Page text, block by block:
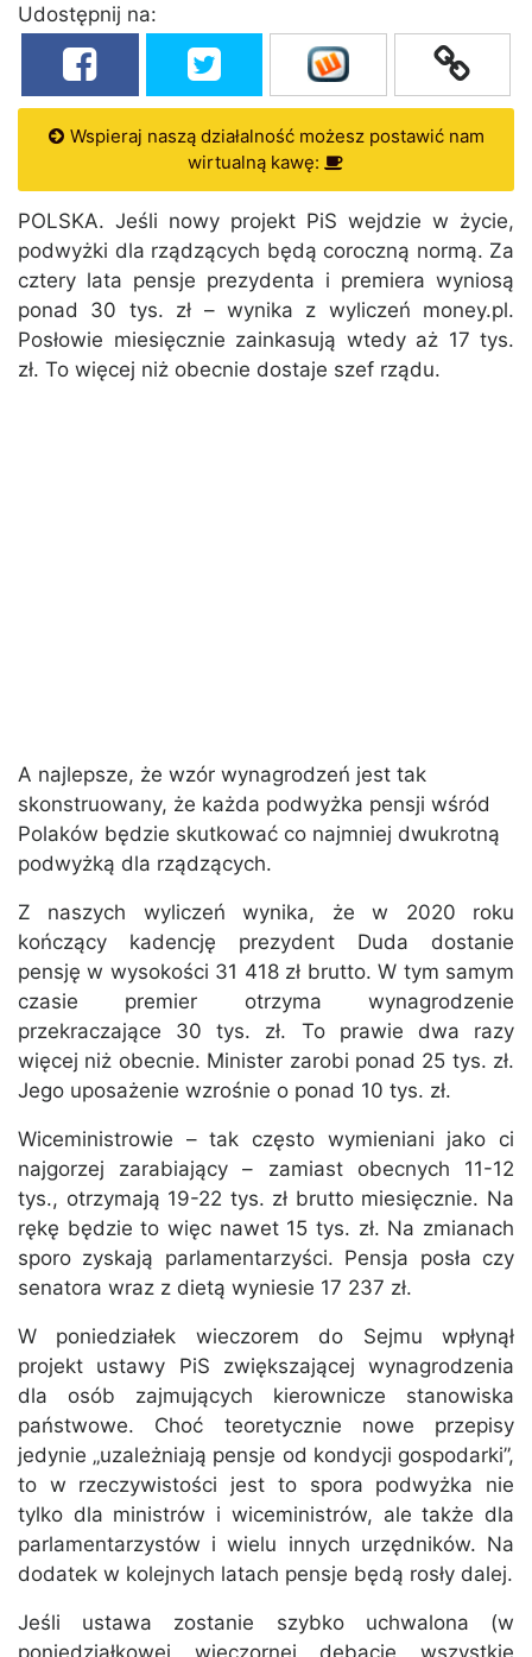
Udostępnij na:
Wspieraj naszą działalność możesz postawić nam
wirtualną kawę:
POLSKA. Jeśli nowy projekt PiS wejdzie w życie,
podwyżki dla rządzących będą coroczną normą. Za
cztery lata pensje prezydenta i premiera wyniosą
ponad 30 tys. zł – wynika z wyliczeń money.pl.
Posłowie miesięcznie zainkasują wtedy aż 17 tys.
zł. To więcej niż obecnie dostaje szef rządu.
A najlepsze, że wzór wynagrodzeń jest tak
skonstruowany, że każda podwyżka pensji wśród
Polaków będzie skutkować co najmniej dwukrotną
podwyżką dla rządzących.
Z naszych wyliczeń wynika, że w 2020 roku
kończący kadencję prezydent Duda dostanie
pensję w wysokości 31 418 zł brutto. W tym samym
czasie premier otrzyma wynagrodzenie
przekraczające 30 tys. zł. To prawie dwa razy
więcej niż obecnie. Minister zarobi ponad 25 tys. zł.
Jego uposażenie wzrośnie o ponad 10 tys. zł.
Wiceministrowie – tak często wymieniani jako ci
najgorzej zarabiający – zamiast obecnych 11-12
tys., otrzymają 19-22 tys. zł brutto miesięcznie. Na
rękę będzie to więc nawet 15 tys. zł. Na zmianach
sporo zyskają parlamentarzyści. Pensja posła czy
senatora wraz z dietą wyniesie 17 237 zł.
W poniedziałek wieczorem do Sejmu wpłynął
projekt ustawy PiS zwiększającej wynagrodzenia
dla osób zajmujących kierownicze stanowiska
państwowe. Choć teoretycznie nowe przepisy
jedynie „uzależniają pensje od kondycji gospodarki”,
to w rzeczywistości jest to spora podwyżka nie
tylko dla ministrów i wiceministrów, ale także dla
parlamentarzystów i wielu innych urzędników. Na
dodatek w kolejnych latach pensje będą rosły dalej.
Jeśli ustawa zostanie szybko uchwalona (w